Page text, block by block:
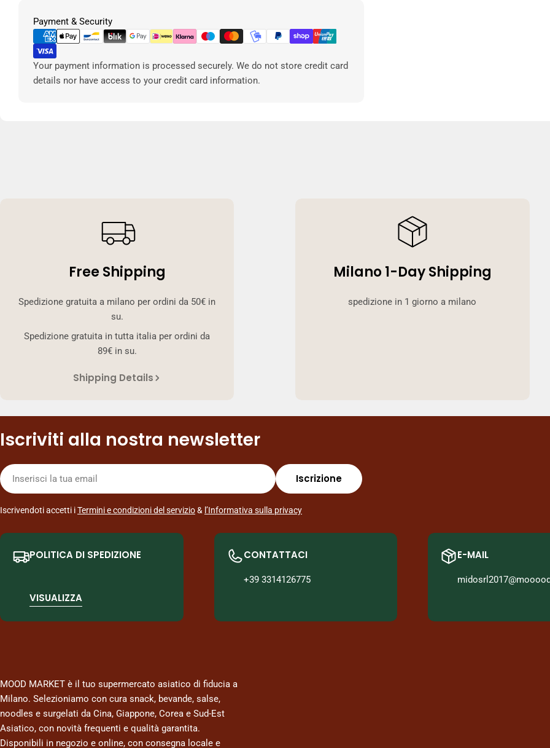
Payment & Security
Metodi
pagamento
Your payment information is processed securely. We do not store credit card
details nor have access to your credit card information.
Free Shipping
Spedizione gratuita a milano per ordini da 50€ in
su.
Spedizione gratuita in tutta italia per ordini da
89€ in su.
Shipping Details
Milano 1-Day Shipping
spedizione in 1 giorno a milano
Iscriviti alla nostra newsletter
E-
mail
Iscrizione
Iscrivendoti accetti iTermini e condizioni del servizio& l’Informativa sulla privacy
POLITICA DI SPEDIZIONE
VISUALIZZA
CONTATTACI
+39 3314126775
E-MAIL
MOOD MARKET è il tuo supermercato asiatico di fiducia a
Milano. Selezioniamo con cura snack, bevande, salse,
noodles e surgelati da Cina, Giappone, Corea e Sud-Est
Asiatico, con novità frequenti e qualità garantita.
Disponibili in negozio e online, con consegna locale e